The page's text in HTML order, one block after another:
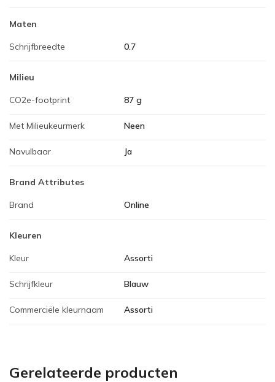
Maten
Schrijfbreedte 0.7
Milieu
CO2e-footprint 87 g
Met Milieukeurmerk Neen
Navulbaar Ja
Brand Attributes
Brand Online
Kleuren
Kleur Assorti
Schrijfkleur Blauw
Commerciële kleurnaam Assorti
Gerelateerde producten